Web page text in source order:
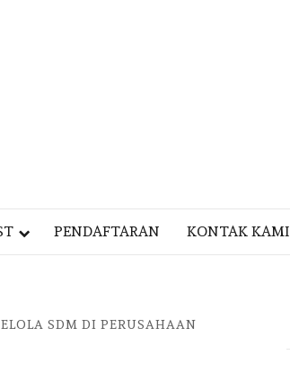
PENDAFTARAN KONTAK KAMI
SDM DI PERUSAHAAN